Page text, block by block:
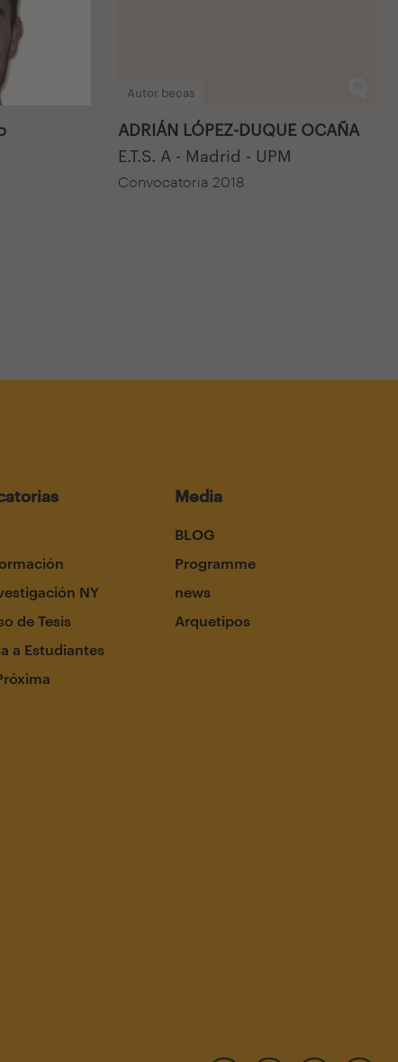
Autor becas
ADRIÁN LÓPEZ-DUQUE OCAÑA
E.T.S. A - Madrid - UPM
Convocatoria 2018
NY
de Tesis
a Estudiantes
Media
BLOG
Programme
news
Arquetipos